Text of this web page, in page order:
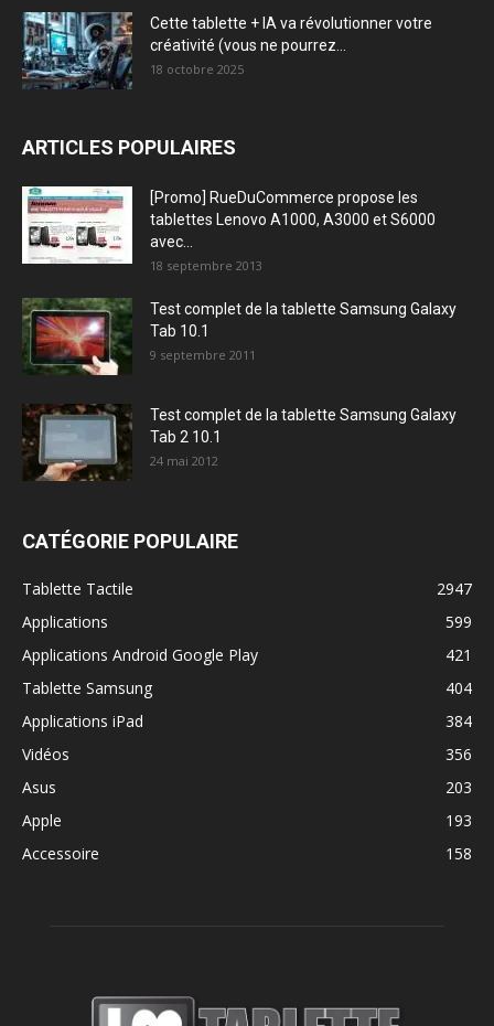
Cette tablette + IA va révolutionner votre
créativité (vous ne pourrez...
18 octobre 2025
ARTICLES POPULAIRES
[Promo] RueDuCommerce propose les
tablettes Lenovo A1000, A3000 et S6000
avec...
18 septembre 2013
Test complet de la tablette Samsung Galaxy
Tab 10.1
9 septembre 2011
Test complet de la tablette Samsung Galaxy
Tab 2 10.1
24 mai 2012
CATÉGORIE POPULAIRE
Tablette Tactile
2947
Applications
599
Applications Android Google Play
421
Tablette Samsung
404
Applications iPad
384
Vidéos
356
Asus
203
Apple
193
Accessoire
158